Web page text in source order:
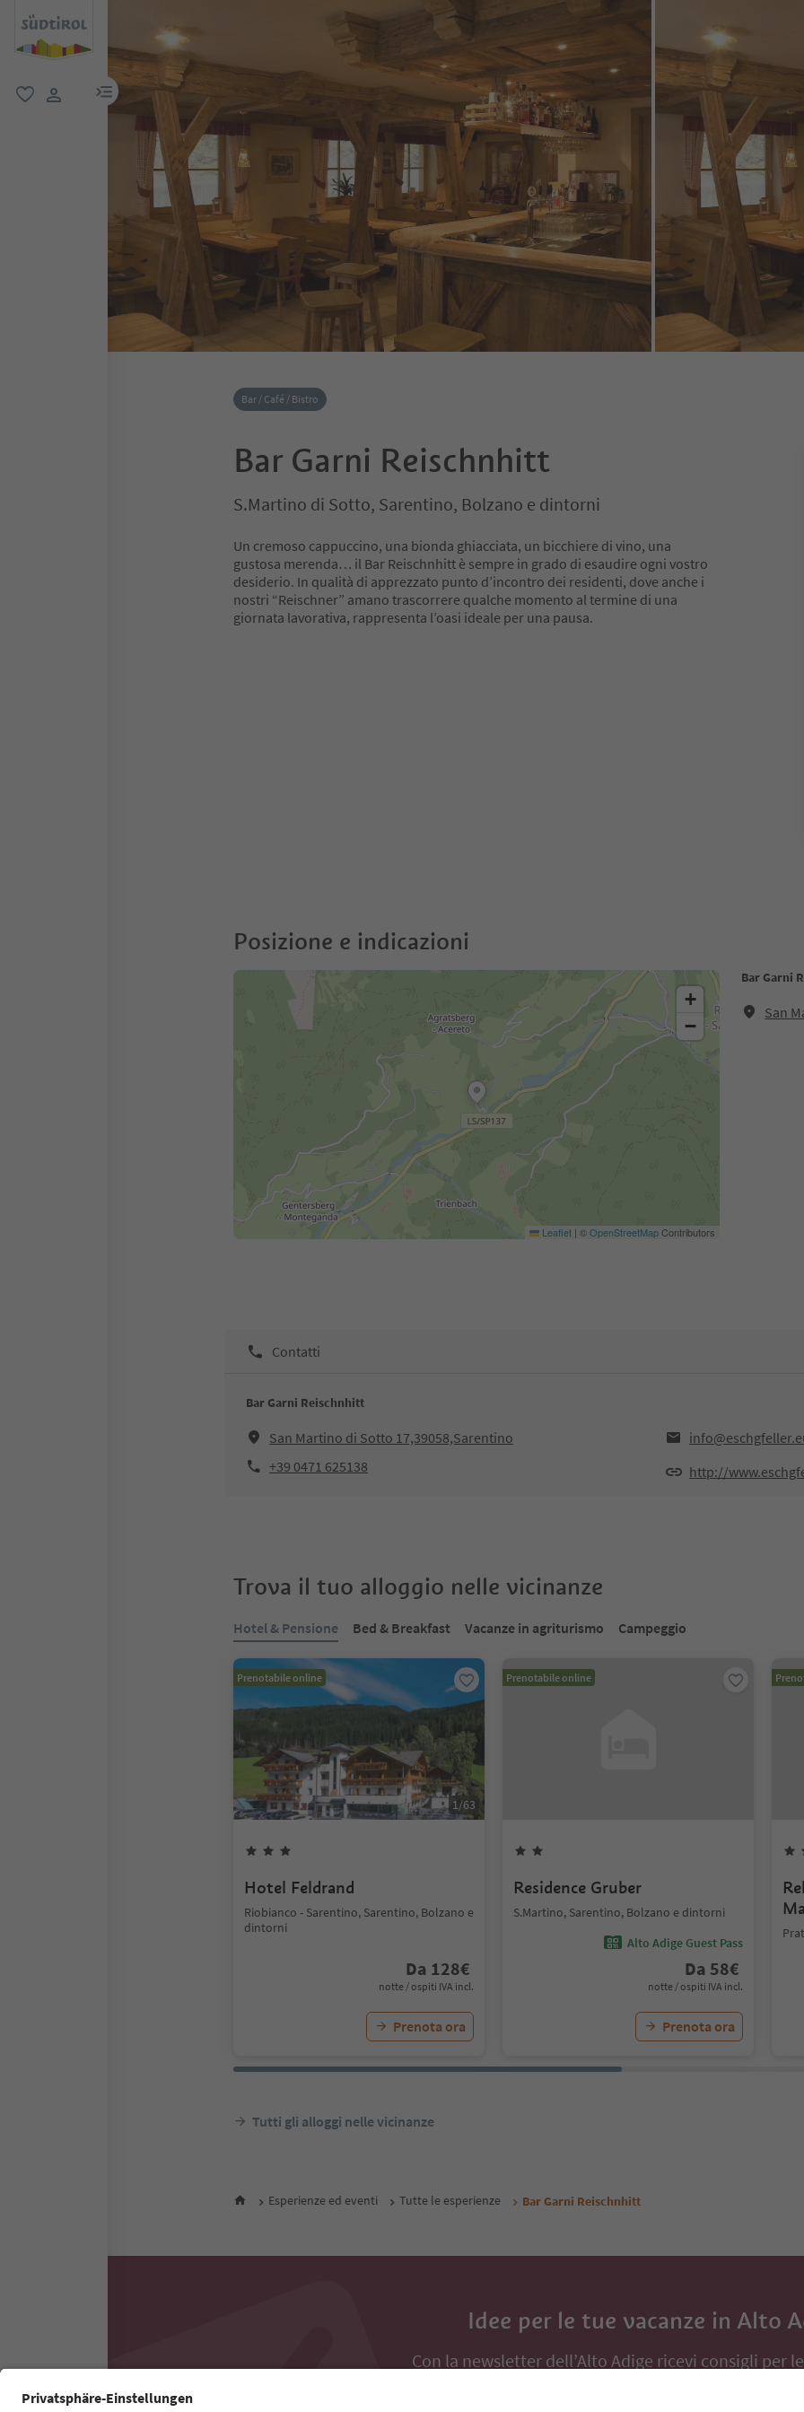
menu link
Bar / Café / Bistro
Bar Garni Reischnhitt
S.Martino di Sotto, Sarentino, Bolzano e dintorni
Un cremoso cappuccino, una bionda ghiacciata, un bicchiere di vino, una
gustosa merenda… il Bar Reischnhitt è sempre in grado di esaudire ogni vostro
desiderio. In qualità di apprezzato punto d’incontro dei residenti, dove anche i
nostri “Reischner” amano trascorrere qualche momento al termine di una
giornata lavorativa, rappresenta l’oasi ideale per una pausa.
Posizione e indicazioni
Bar Garni
San
+
−
Leaflet | ©OpenStreetMapContributors
Contatti
Bar Garni Reischnhitt
San Martino di Sotto 17,39058,Sarentino
+39 0471 625138
http://
Trova il tuo alloggio nelle vicinanze
Hotel & Pensione Bed & Breakfast Vacanze in agriturismo Campeggio
Prenotabile online
1/63
Hotel Feldrand
Riobianco - Sarentino, Sarentino, Bolzano e
dintorni
Da 128€
notte / ospiti IVA incl.
Prenota ora
Prenotabile online
Residence Gruber
S.Martino, Sarentino, Bolzano e dintorni
Alto Adige Guest Pass
Da 58€
notte / ospiti IVA incl.
Prenota ora
Tutti gli alloggi nelle vicinanze
Esperienze ed eventi Tutte le esperienze Bar Garni Reischnhitt
Idee per le tue vacanze in Alto
Con la newsletter dell’Alto Adige ricevi consigli per